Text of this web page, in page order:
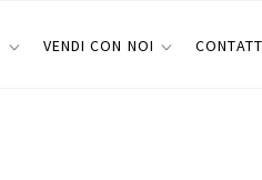
VENDI CON NOI